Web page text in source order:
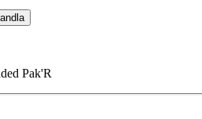
Pak'R